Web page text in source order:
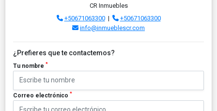
CR Inmuebles
+50671063300|
+50671063300
info@inmueblescr.com
¿Prefieres que te contactemos?
Tu nombre *
Correo electrónico *